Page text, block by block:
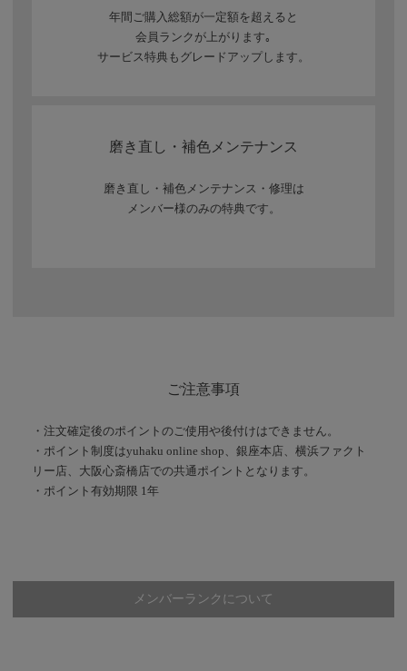
年間ご購入総額が一定額を超えると
会員ランクが上がります｡
サービス特典もグレードアップします。
磨き直し・補色メンテナンス
磨き直し・補色メンテナンス・修理は
メンバー様のみの特典です。
ご注意事項
・注文確定後のポイントのご使用や後付けはできません。
・ポイント制度はyuhaku online shop、銀座本店、横浜ファクト
リー店、大阪心斎橋店での共通ポイントとなります。
・ポイント有効期限 1年
メンバーランクについて